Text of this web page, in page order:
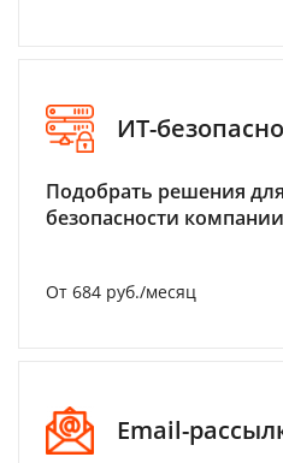
ИТ-
Подобрать решения
безопасности компании
От 684 руб./месяц
Email-